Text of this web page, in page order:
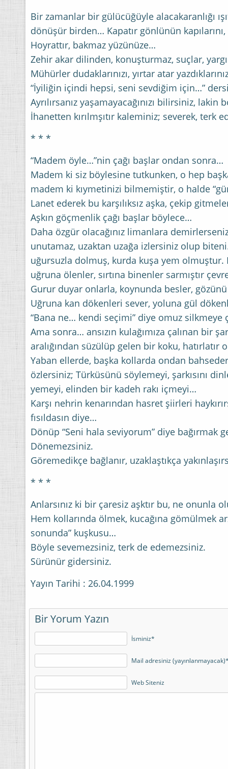
Bir zamanlar bir gülücüğüyle alacakaranlığı
dönüşür birden… Kapatır gönlünün
Hoyrattır, bakmaz yüzünüze…
Zehir akar dilinden, konuşturmaz, suçlar,
Mühürler dudaklarınızı, yırtar atar
“İyiliğin içindi hepsi, seni sevdiğim için…”
Ayrılırsanız yaşamayacağınızı bilirsiniz, lakin
İhanetten kırılmşıtır kaleminiz; severek, terk
* * *
“Madem öyle…”nin çağı başlar ondan sonra…
Madem ki siz böylesine tutkunken, o hep
madem ki kıymetinizi bilmemiştir, o halde
Lanet ederek bu karşılıksız aşka, çekip
Aşkın göçmenlik çağı başlar böylece…
Daha özgür olacağınız limanlara
unutamaz, uzaktan uzağa izlersiniz olup
uğursuzla dolmuş, kurda kuşa yem olmuştur.
uğruna ölenler, sırtına binenler sarmıştır
Gurur duyar onlarla, koynunda besler,
Uğruna kan dökenleri sever, yoluna gül
“Bana ne… kendi seçimi” diye omuz silkmeye
Ama sonra… ansızın kulağımıza çalınan bir
aralığından süzülüp gelen bir koku, hatırlatır
Yaban ellerde, başka kollarda ondan
özlersiniz; Türküsünü söylemeyi, şarkısını
yemeyi, elinden bir kadeh rakı içmeyi…
Karşı nehrin kenarından hasret şiirleri
fısıldasın diye…
Dönüp “Seni hala seviyorum” diye bağırmak
Dönemezsiniz.
Göremedikçe bağlanır, uzaklaştıkça
* * *
Anlarsınız ki bir çaresiz aşktır bu, ne onunla
Hem kollarında ölmek, kucağına gömülmek
sonunda” kuşkusu…
Böyle sevemezsiniz, terk de edemezsiniz.
Sürünür gidersiniz.
Yayın Tarihi : 26.04.1999
Bir Yorum Yazın
İsminiz*
Mail adresiniz
Web Siteniz